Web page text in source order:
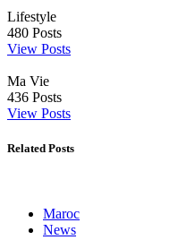
Lifestyle
480 Posts
View Posts
Ma Vie
436 Posts
View Posts
Related Posts
Maroc
News